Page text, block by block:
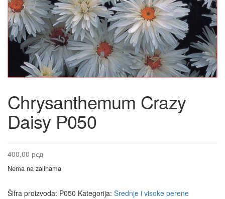
Chrysanthemum Crazy
Daisy P050
400,00 рсд
Nema na zalihama
Šifra proizvoda: P050 Kategorija: Srednje i visoke perene